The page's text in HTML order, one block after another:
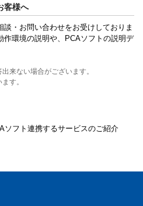
客様へ
・お問い合わせをお受けしておりま
作環境の説明や、PCAソフトの説明デ
来ない場合がございます。
す。
ソフト連携するサービスのご紹介